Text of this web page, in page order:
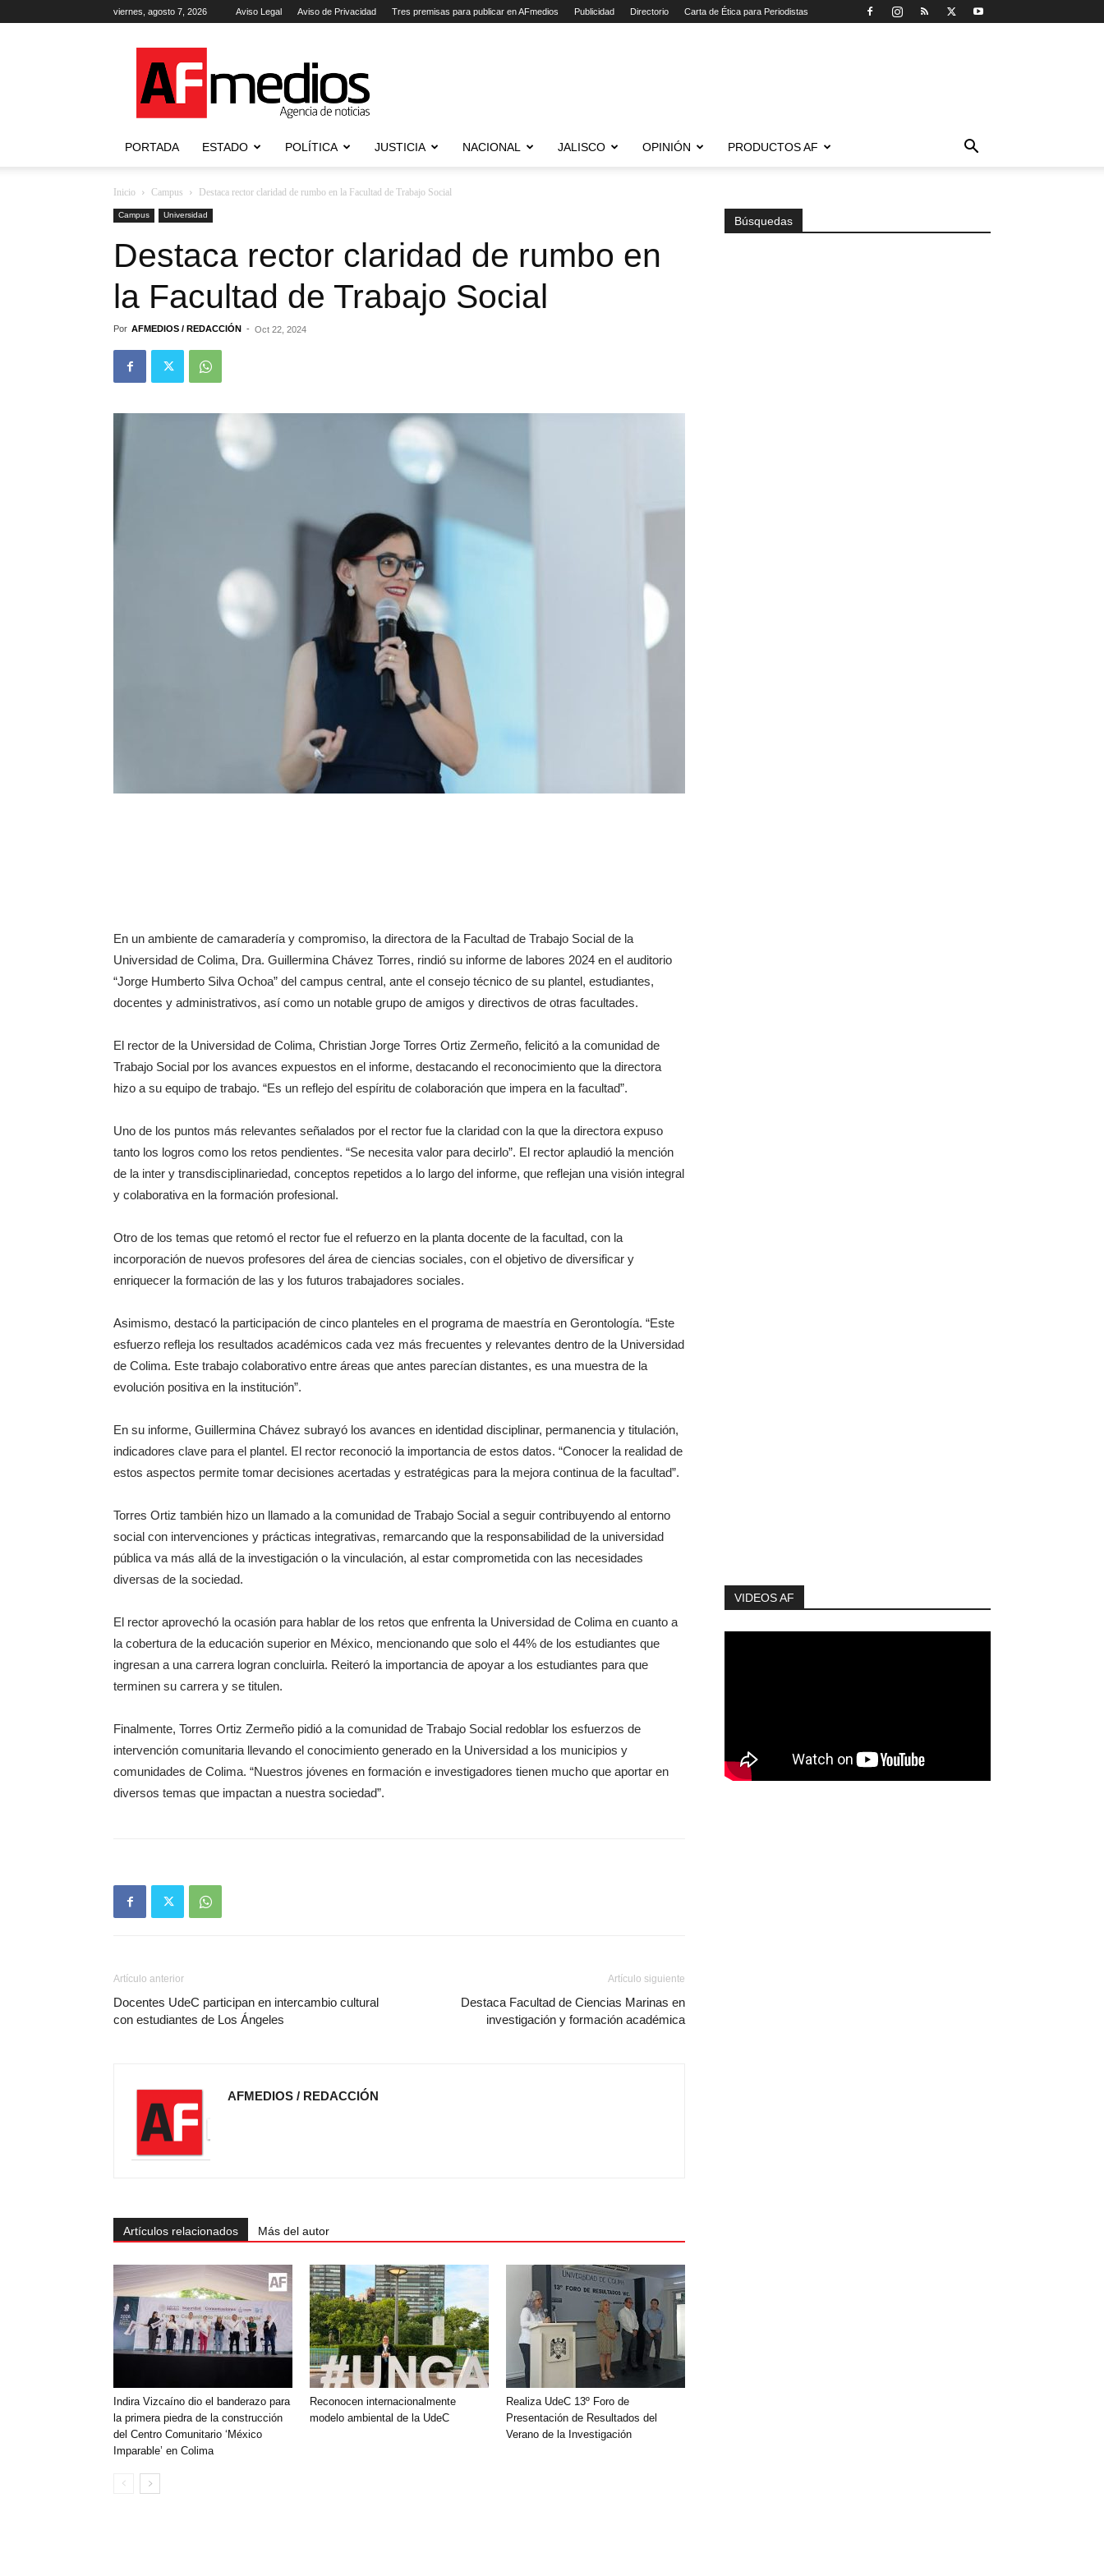
viernes, agosto 7, 2026 Aviso Legal Aviso de Privacidad Tres premisas para publicar en AFmedios Publicidad Directorio Carta de Ética para Periodistas
Agencia
de
Noticias
PORTADA ESTADO POLÍTICA JUSTICIA NACIONAL JALISCO OPINIÓN PRODUCTOS AF
Inicio Campus Destaca rector claridad de rumbo en la Facultad de Trabajo Social
Campus Universidad
Destaca rector claridad de rumbo en
la Facultad de Trabajo Social
Por AFMEDIOS / REDACCIÓN - Oct 22, 2024
En un ambiente de camaradería y compromiso, la directora de la Facultad de Trabajo Social de la
Universidad de Colima, Dra. Guillermina Chávez Torres, rindió su informe de labores 2024 en el auditorio
“Jorge Humberto Silva Ochoa” del campus central, ante el consejo técnico de su plantel, estudiantes,
docentes y administrativos, así como un notable grupo de amigos y directivos de otras facultades.
El rector de la Universidad de Colima, Christian Jorge Torres Ortiz Zermeño, felicitó a la comunidad de
Trabajo Social por los avances expuestos en el informe, destacando el reconocimiento que la directora
hizo a su equipo de trabajo. “Es un reflejo del espíritu de colaboración que impera en la facultad”.
Uno de los puntos más relevantes señalados por el rector fue la claridad con la que la directora expuso
tanto los logros como los retos pendientes. “Se necesita valor para decirlo”. El rector aplaudió la mención
de la inter y transdisciplinariedad, conceptos repetidos a lo largo del informe, que reflejan una visión integral
y colaborativa en la formación profesional.
Otro de los temas que retomó el rector fue el refuerzo en la planta docente de la facultad, con la
incorporación de nuevos profesores del área de ciencias sociales, con el objetivo de diversificar y
enriquecer la formación de las y los futuros trabajadores sociales.
Asimismo, destacó la participación de cinco planteles en el programa de maestría en Gerontología. “Este
esfuerzo refleja los resultados académicos cada vez más frecuentes y relevantes dentro de la Universidad
de Colima. Este trabajo colaborativo entre áreas que antes parecían distantes, es una muestra de la
evolución positiva en la institución”.
En su informe, Guillermina Chávez subrayó los avances en identidad disciplinar, permanencia y titulación,
indicadores clave para el plantel. El rector reconoció la importancia de estos datos. “Conocer la realidad de
estos aspectos permite tomar decisiones acertadas y estratégicas para la mejora continua de la facultad”.
Torres Ortiz también hizo un llamado a la comunidad de Trabajo Social a seguir contribuyendo al entorno
social con intervenciones y prácticas integrativas, remarcando que la responsabilidad de la universidad
pública va más allá de la investigación o la vinculación, al estar comprometida con las necesidades
diversas de la sociedad.
El rector aprovechó la ocasión para hablar de los retos que enfrenta la Universidad de Colima en cuanto a
la cobertura de la educación superior en México, mencionando que solo el 44% de los estudiantes que
ingresan a una carrera logran concluirla. Reiteró la importancia de apoyar a los estudiantes para que
terminen su carrera y se titulen.
Finalmente, Torres Ortiz Zermeño pidió a la comunidad de Trabajo Social redoblar los esfuerzos de
intervención comunitaria llevando el conocimiento generado en la Universidad a los municipios y
comunidades de Colima. “Nuestros jóvenes en formación e investigadores tienen mucho que aportar en
diversos temas que impactan a nuestra sociedad”.
Artículo anterior
Docentes UdeC participan en intercambio cultural
con estudiantes de Los Ángeles
Artículo siguiente
Destaca Facultad de Ciencias Marinas en
investigación y formación académica
AFMEDIOS / REDACCIÓN
Artículos relacionados Más del autor
Indira Vizcaíno dio el banderazo para
la primera piedra de la construcción
del Centro Comunitario ‘México
Imparable’ en Colima
Reconocen internacionalmente
modelo ambiental de la UdeC
Realiza UdeC 13º Foro de
Presentación de Resultados del
Verano de la Investigación
Búsquedas
VIDEOS AF